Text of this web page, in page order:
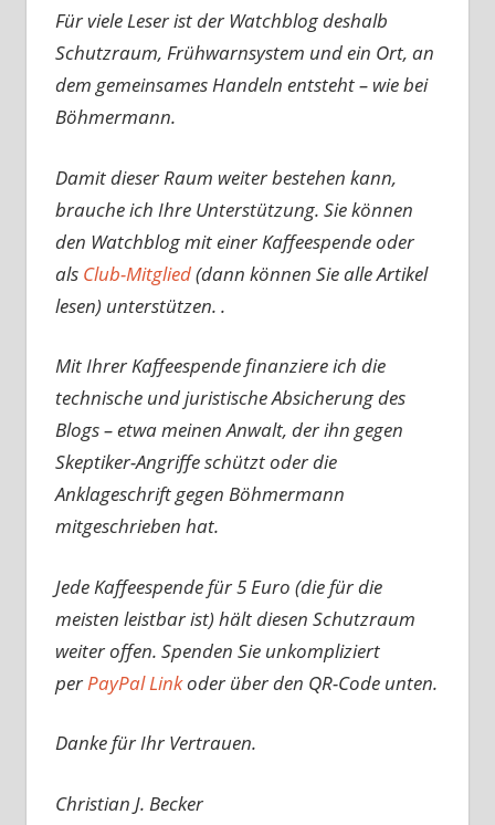
Für viele Leser ist der Watchblog deshalb
Schutzraum, Frühwarnsystem und ein Ort, an
dem gemeinsames Handeln entsteht – wie bei
Böhmermann.
Damit dieser Raum weiter bestehen kann,
brauche ich Ihre Unterstützung. Sie können
den Watchblog mit einer Kaffeespende oder
als Club-Mitglied(dann können Sie alle Artikel
lesen) unterstützen. .
Mit Ihrer Kaffeespende finanziere ich die
technische und juristische Absicherung des
Blogs – etwa meinen Anwalt, der ihn gegen
Skeptiker-Angriffe schützt oder die
Anklageschrift gegen Böhmermann
mitgeschrieben hat.
Jede Kaffeespende für 5 Euro (die für die
meisten leistbar ist) hält diesen Schutzraum
weiter offen. Spenden Sie unkompliziert
perPayPal Linkoder über den QR-Code unten.
Danke für Ihr Vertrauen.
Christian J. Becker